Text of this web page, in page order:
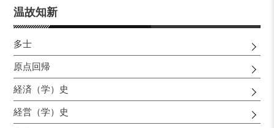
温故知新
多士
原点回帰
経済（学）史
経営（学）史